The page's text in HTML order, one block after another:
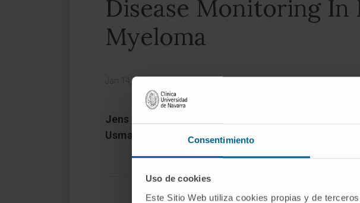
Consentimiento
Uso de cookies
Este Sitio Web utiliza cookies propias y de
Disease Monitoring In
Myeloma
Jan 14, 2023
Jens Hillengass 1, Tom Martin 2, Noemi Puig 3,
Usmani 5, Shaji Kumar 6, Jesus San-Miguel 7